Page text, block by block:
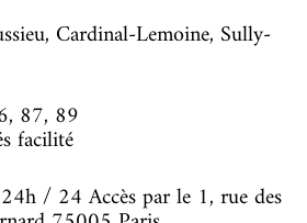
Cardinal-Lemoine, Sully-
87, 89
facilité
/ 24 Accès par le 1, rue des